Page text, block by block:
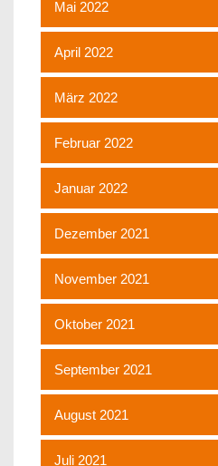
Mai 2022
April 2022
März 2022
Februar 2022
Januar 2022
Dezember 2021
November 2021
Oktober 2021
September 2021
August 2021
Juli 2021